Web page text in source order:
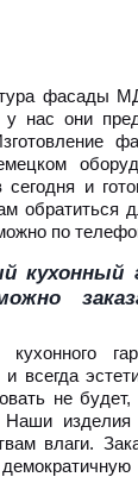
фасады
нас они
сегодня и
обратиться
по
всегда
не будет,
Наши
влаги.